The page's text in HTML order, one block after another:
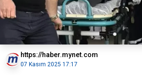
https://haber.mynet.com
07 Kasım 2025 17:17